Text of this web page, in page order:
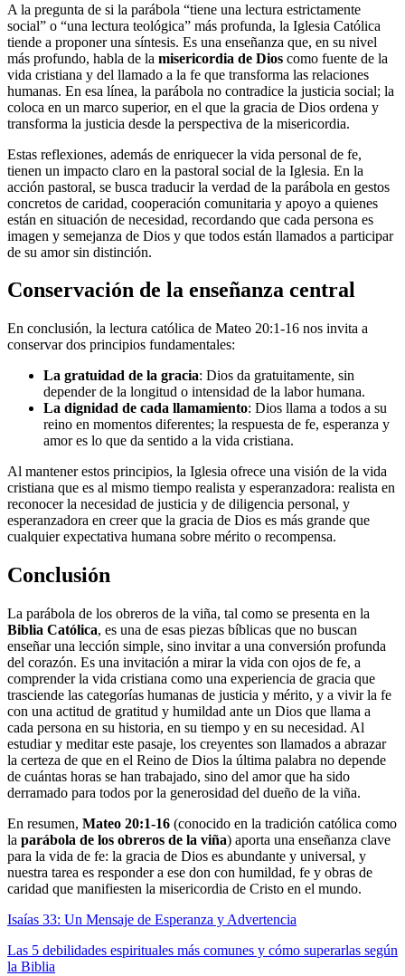
A la pregunta de si la parábola “tiene una lectura estrictamente
social” o “una lectura teológica” más profunda, la Iglesia Católica
tiende a proponer una síntesis. Es una enseñanza que, en su nivel
más profundo, habla de la misericordia de Dios como fuente de la
vida cristiana y del llamado a la fe que transforma las relaciones
humanas. En esa línea, la parábola no contradice la justicia social; la
coloca en un marco superior, en el que la gracia de Dios ordena y
transforma la justicia desde la perspectiva de la misericordia.
Estas reflexiones, además de enriquecer la vida personal de fe,
tienen un impacto claro en la pastoral social de la Iglesia. En la
acción pastoral, se busca traducir la verdad de la parábola en gestos
concretos de caridad, cooperación comunitaria y apoyo a quienes
están en situación de necesidad, recordando que cada persona es
imagen y semejanza de Dios y que todos están llamados a participar
de su amor sin distinción.
Conservación de la enseñanza central
En conclusión, la lectura católica de Mateo 20:1-16 nos invita a
conservar dos principios fundamentales:
La gratuidad de la gracia: Dios da gratuitamente, sin
depender de la longitud o intensidad de la labor humana.
La dignidad de cada llamamiento: Dios llama a todos a su
reino en momentos diferentes; la respuesta de fe, esperanza y
amor es lo que da sentido a la vida cristiana.
Al mantener estos principios, la Iglesia ofrece una visión de la vida
cristiana que es al mismo tiempo realista y esperanzadora: realista en
reconocer la necesidad de justicia y de diligencia personal, y
esperanzadora en creer que la gracia de Dios es más grande que
cualquier expectativa humana sobre mérito o recompensa.
Conclusión
La parábola de los obreros de la viña, tal como se presenta en la
Biblia Católica, es una de esas piezas bíblicas que no buscan
enseñar una lección simple, sino invitar a una conversión profunda
del corazón. Es una invitación a mirar la vida con ojos de fe, a
comprender la vida cristiana como una experiencia de gracia que
trasciende las categorías humanas de justicia y mérito, y a vivir la fe
con una actitud de gratitud y humildad ante un Dios que llama a
cada persona en su historia, en su tiempo y en su necesidad. Al
estudiar y meditar este pasaje, los creyentes son llamados a abrazar
la certeza de que en el Reino de Dios la última palabra no depende
de cuántas horas se han trabajado, sino del amor que ha sido
derramado para todos por la generosidad del dueño de la viña.
En resumen, Mateo 20:1-16 (conocido en la tradición católica como
la parábola de los obreros de la viña) aporta una enseñanza clave
para la vida de fe: la gracia de Dios es abundante y universal, y
nuestra tarea es responder a ese don con humildad, fe y obras de
caridad que manifiesten la misericordia de Cristo en el mundo.
Isaías 33: Un Mensaje de Esperanza y Advertencia
Las 5 debilidades espirituales más comunes y cómo superarlas según
la Biblia